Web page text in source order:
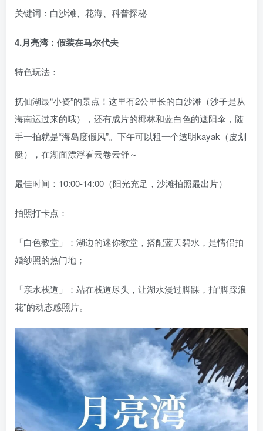
关键词：白沙滩、花海、科普探秘
4.月亮湾：假装在马尔代夫
特色玩法：
抚仙湖最“小资”的景点！这里有2公里长的白沙滩（沙子是从
海南运过来的哦），还有成片的椰林和蓝白色的遮阳伞，随
手一拍就是“海岛度假风”。下午可以租一个透明kayak（皮划
艇），在湖面漂浮看云卷云舒～
最佳时间：10:00-14:00（阳光充足，沙滩拍照最出片）
拍照打卡点：
「白色教堂」：湖边的迷你教堂，搭配蓝天碧水，是情侣拍
婚纱照的热门地；
「亲水栈道」：站在栈道尽头，让湖水漫过脚踝，拍“脚踩浪
花”的动态感照片。